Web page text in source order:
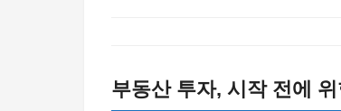
부동산 투자, 시작 전에 위